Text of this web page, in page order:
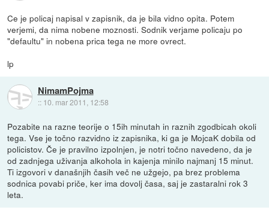
Ce je policaj napisal v zapisnik, da je bila vidno opita. Potem
verjemi, da nima nobene moznosti. Sodnik verjame policaju po
"defaultu" in nobena prica tega ne more ovrect.
lp
NimamPojma
:: 10. mar 2011, 12:58
Pozabite na razne teorije o 15ih minutah in raznih zgodbicah okoli
tega. Vse je točno razvidno iz zapisnika, ki ga je MojcaK dobila od
policistov. Če je pravilno izpolnjen, je notri točno navedeno, da je
od zadnjega uživanja alkohola in kajenja minilo najmanj 15 minut.
Ti izgovori v današnjih časih več ne užgejo, pa brez problema
sodnica povabi priče, ker ima dovolj časa, saj je zastaralni rok 3
leta.